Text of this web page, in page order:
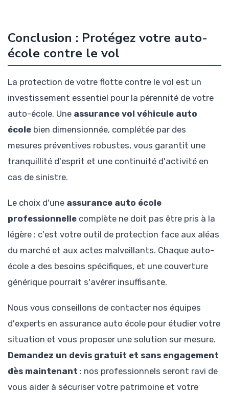
Conclusion : Protégez votre auto-
école contre le vol
La protection de votre flotte contre le vol est un
investissement essentiel pour la pérennité de votre
auto-école. Une assurance vol véhicule auto
école bien dimensionnée, complétée par des
mesures préventives robustes, vous garantit une
tranquillité d'esprit et une continuité d'activité en
cas de sinistre.
Le choix d'une assurance auto école
professionnelle complète ne doit pas être pris à la
légère : c'est votre outil de protection face aux aléas
du marché et aux actes malveillants. Chaque auto-
école a des besoins spécifiques, et une couverture
générique pourrait s'avérer insuffisante.
Nous vous conseillons de contacter nos équipes
d'experts en assurance auto école pour étudier votre
situation et vous proposer une solution sur mesure.
Demandez un devis gratuit et sans engagement
dès maintenant : nos professionnels seront ravi de
vous aider à sécuriser votre patrimoine et votre